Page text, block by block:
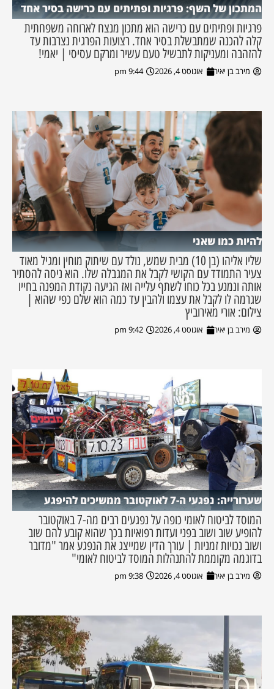
המתכון של השף: פרגיות ופתיתים עם כרישה בסיר אחד
פרגיות ופתיתים עם כרישה הוא מתכון מנצח לארוחה משפחתית
קלה להכנה שמתבשלת בסיר אחד. רצועות הפרגית נצרבות עד
להזהבה ומעניקות לתבשיל טעם עשיר ומרקם עסיסי | יאמי!
מירב בן יאיר אוגוסט 4, 2026 9:44 pm
להיות כמו שאני
שליו אליהו (בן 10) מבית שמש, נולד עם שיתוק מוחין ומגיל מאוד
צעיר התמודד עם הקושי לקבל את המגבלה שלו. הוא ניסה להסתיר
אותה ונמנע בכל כוחו לשתף עלייה ואז הגיעה נקודת המפנה בחייו
שגרמה לו לקבל את עצמו ולהבין עד כמה הוא שלם כפי שהוא |
צילום: אורי מאירוביץ
מירב בן יאיר אוגוסט 4, 2026 9:42 pm
שערורייה: נפגעי ה-7 לאוקטובר ממשיכים להיפגע
המוסד לביטוח לאומי כופה על נפגעים רבים מה-7 באוקטובר
להופיע שוב ושוב בפני ועדות רפואיות בכך שהוא קובע להם שוב
ושוב נכויות זמניות | עורך הדין שמייצג את הנפגע אמר "מדובר
בדוגמה מקוממת להתנהלות המוסד לביטוח לאומי"
מירב בן יאיר אוגוסט 4, 2026 9:38 pm